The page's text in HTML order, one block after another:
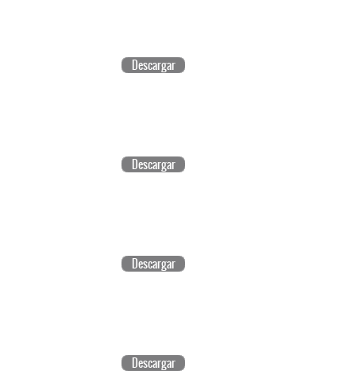
Descargar
Descargar
Descargar
Descargar